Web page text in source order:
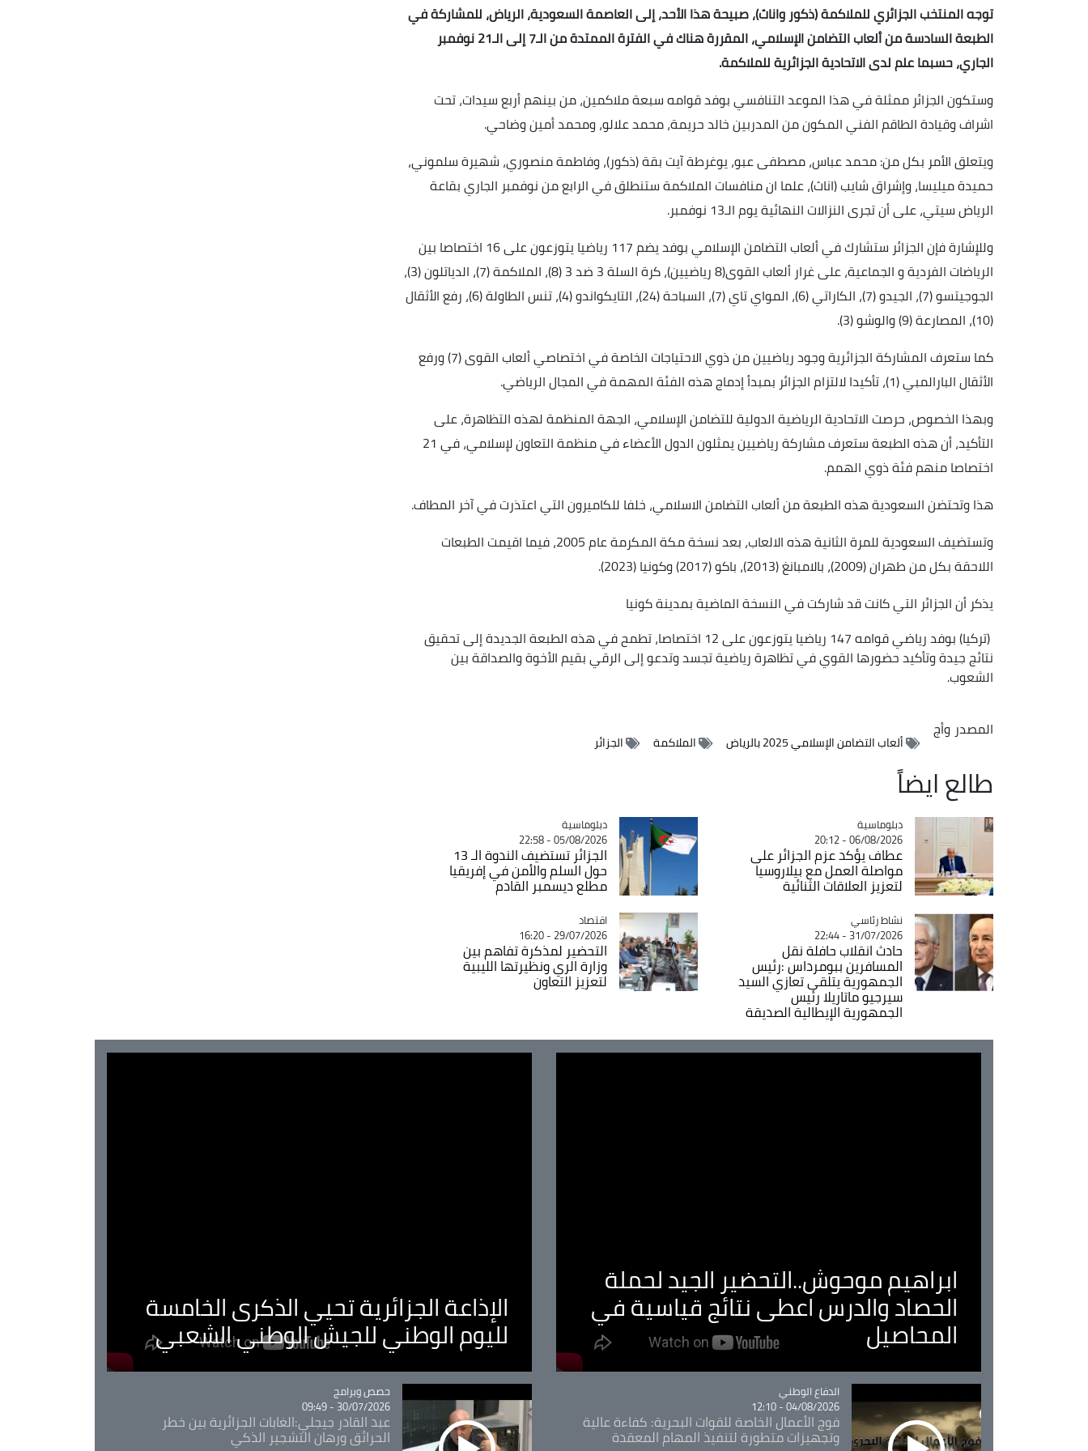
توجه المنتخب الجزائري للملاكمة (ذكور واناث)، صبيحة هذا الأحد، إلى العاصمة السعودية، الرياض، للمشاركة في
الطبعة السادسة من ألعاب التضامن الإسلامي، المقررة هناك في الفترة الممتدة من الـ7 إلى الـ21 نوفمبر
الجاري، حسبما علم لدى الاتحادية الجزائرية للملاكمة.
وستكون الجزائر ممثلة في هذا الموعد التنافسي بوفد قوامه سبعة ملاكمين، من بينهم أربع سيدات، تحت
اشراف وقيادة الطاقم الفني المكون من المدربين خالد حريمة، محمد علالو، ومحمد أمين وضاحي.
ويتعلق الأمر بكل من: محمد عباس، مصطفى عبو، يوغرطة آيت بقة (ذكور)، وفاطمة منصوري، شهيرة سلموني،
حميدة ميليسا، وإشراق شايب (اناث)، علما ان منافسات الملاكمة ستنطلق في الرابع من نوفمبر الجاري بقاعة
الرياض سيتي، على أن تجرى النزالات النهائية يوم الـ13 نوفمبر.
وللإشارة فإن الجزائر ستشارك في ألعاب التضامن الإسلامي بوفد يضم 117 رياضيا يتوزعون على 16 اختصاصا بين
الرياضات الفردية و الجماعية، على غرار ألعاب القوى(8 رياضيين)، كرة السلة 3 ضد 3 (8)، الملاكمة (7)، الدياتلون (3)،
الجوجيتسو (7)، الجيدو (7)، الكاراتي (6)، المواي تاي (7)، السباحة (24)، التايكواندو (4)، تنس الطاولة (6)، رفع الأثقال
(10)، المصارعة (9) والوشو (3).
كما ستعرف المشاركة الجزائرية وجود رياضيين من ذوي الاحتياجات الخاصة في اختصاصي ألعاب القوى (7) ورفع
الأثقال البارالمبي (1)، تأكيدا لالتزام الجزائر بمبدأ إدماج هذه الفئة المهمة في المجال الرياضي.
وبهذا الخصوص، حرصت الاتحادية الرياضية الدولية للتضامن الإسلامي، الجهة المنظمة لهذه التظاهرة، على
التأكيد، أن هذه الطبعة ستعرف مشاركة رياضيين يمثلون الدول الأعضاء في منظمة التعاون لإسلامي، في 21
اختصاصا منهم فئة ذوي الهمم.
هذا وتحتضن السعودية هذه الطبعة من ألعاب التضامن الاسلامي، خلفا للكاميرون التي اعتذرت في آخر المطاف.
وتستضيف السعودية للمرة الثانية هذه الالعاب، بعد نسخة مكة المكرمة عام 2005، فيما اقيمت الطبعات
اللاحقة بكل من طهران (2009)، بالامبانغ (2013)، باكو (2017) وكونيا (2023).
يذكر أن الجزائر التي كانت قد شاركت في النسخة الماضية بمدينة كونيا
(تركيا) بوفد رياضي قوامه 147 رياضيا يتوزعون على 12 اختصاصا، تطمح في هذه الطبعة الجديدة إلى تحقيق
نتائج جيدة وتأكيد حضورها القوي في تظاهرة رياضية تجسد وتدعو إلى الرقي بقيم الأخوة والصداقة بين
الشعوب.
المصدر وأج
ألعاب التضامن الإسلامي 2025 بالرياض الملاكمة الجزائر
طالع ايضاً
Catégorie
دبلوماسية
06/08/2026 - 20:12
عطاف يؤكد عزم الجزائر على
مواصلة العمل مع بيلاروسيا
لتعزيز العلاقات الثنائية
Catégorie
دبلوماسية
05/08/2026 - 22:58
الجزائر تستضيف الندوة الـ 13
حول السلم والأمن في إفريقيا
مطلع ديسمبر القادم
Catégorie
نشاط رئاسي
31/07/2026 - 22:44
حادث انقلاب حافلة نقل
المسافرين ببومرداس :رئيس
الجمهورية يتلقى تعازي السيد
سيرجيو ماتاريلا رئيس
الجمهورية الإيطالية الصديقة
Catégorie
اقتصاد
29/07/2026 - 16:20
التحضير لمذكرة تفاهم بين
وزارة الري ونظيرتها الليبية
لتعزيز التعاون
ابراهيم موحوش..التحضير الجيد لحملة
الحصاد والدرس اعطى نتائج قياسية في
المحاصيل
الإذاعة الجزائرية تحيي الذكرى الخامسة
لليوم الوطني للجيش الوطني الشعبي
Catégorie
الدفاع الوطني
04/08/2026 - 12:10
فوج الأعمال الخاصة للقوات البحرية: كفاءة عالية
وتجهيزات متطورة لتنفيذ المهام المعقدة
Catégorie
حصص وبرامج
30/07/2026 - 09:49
عبد القادر جيجلي:الغابات الجزائرية بين خطر
الحرائق ورهان التشجير الذكي